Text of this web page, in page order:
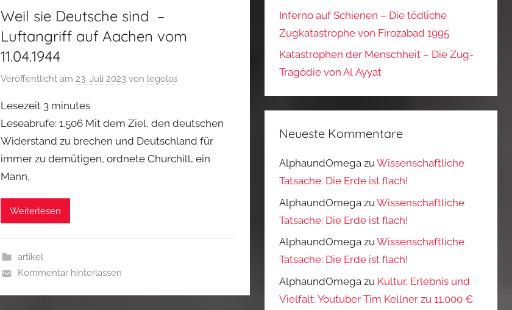
Weil sie Deutsche sind –
Luftangriff auf Aachen vom
11.04.1944
Veröffentlicht am23. Juli 2023 von legolas
Lesezeit 3 minutes
Leseabrufe: 1.506 Mit dem Ziel, den deutschen
Widerstand zu brechen und Deutschland für
immer zu demütigen, ordnete Churchill, ein
Mann,
Weiterlesen
artikel
Kommentar hinterlassen
Inferno auf Schienen – Die tödliche
Zugkatastrophe von Firozabad 1995
Katastrophen der Menschheit – Die Zug-
Tragödie von Al Ayyat
Neueste Kommentare
AlphaundOmega zuWissenschaftliche
Tatsache: Die Erde ist flach!
AlphaundOmega zuWissenschaftliche
Tatsache: Die Erde ist flach!
AlphaundOmega zuWissenschaftliche
Tatsache: Die Erde ist flach!
AlphaundOmega zu Kultur, Erlebnis und
Vielfalt: Youtuber Tim Kellner zu 11.000 €